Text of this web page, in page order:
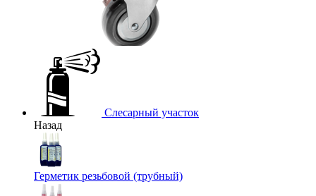
Слесарный участок
Назад
Герметик резьбовой (трубный)